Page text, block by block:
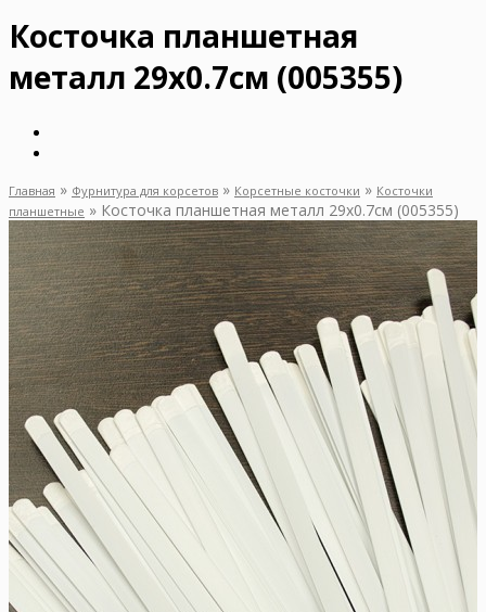
Косточка планшетная
металл 29х0.7см (005355)
Главная » Фурнитура для корсетов » Корсетные косточки » Косточки
планшетные » Косточка планшетная металл 29х0.7см (005355)